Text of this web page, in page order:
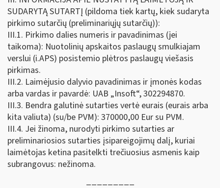
SUDARYTĄ SUTARTĮ (pildoma tiek kartų, kiek sudaryta
pirkimo sutarčių (preliminariųjų sutarčių)):
III.1. Pirkimo dalies numeris ir pavadinimas (jei
taikoma): Nuotolinių apskaitos paslaugų smulkiajam
verslui (i.APS) posistemio plėtros paslaugų viešasis
pirkimas.
III.2. Laimėjusio dalyvio pavadinimas ir įmonės kodas
arba vardas ir pavardė: UAB „Insoft“, 302294870.
III.3. Bendra galutinė sutarties vertė eurais (eurais arba
kita valiuta) (su/be PVM): 370000,00 Eur su PVM.
III.4. Jei žinoma, nurodyti pirkimo sutarties ar
preliminariosios sutarties įsipareigojimų dalį, kuriai
laimėtojas ketina pasitelkti trečiuosius asmenis kaip
subrangovus: nežinoma.
_________